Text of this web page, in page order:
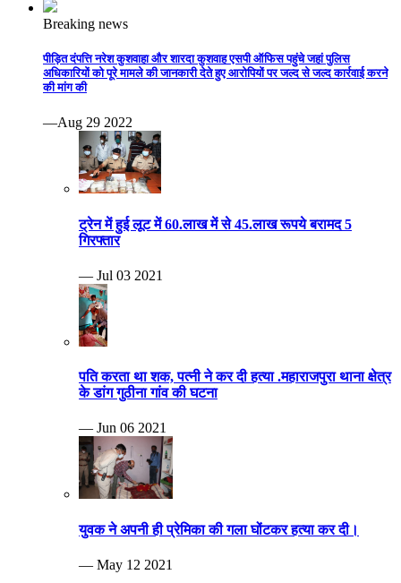
Breaking news
पीड़ित दंपत्ति नरेश कुशवाहा और शारदा कुशवाह एसपी ऑफिस पहुंचे जहां पुलिस
अधिकारियों को पूरे मामले की जानकारी देते हुए आरोपियों पर जल्द से जल्द कार्रवाई करने
की मांग की
—Aug 29 2022
ट्रेन में हुई लूट में 60.लाख में से 45.लाख रूपये बरामद 5
गिरफ्तार
— Jul 03 2021
पति करता था शक, पत्नी ने कर दी हत्या .महाराजपुरा थाना क्षेत्र
के डांग गुठीना गांव की घटना
— Jun 06 2021
युवक ने अपनी ही प्रेमिका की गला घोंटकर हत्या कर दी।
— May 12 2021